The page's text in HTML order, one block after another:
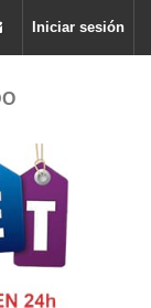
Iniciar sesión